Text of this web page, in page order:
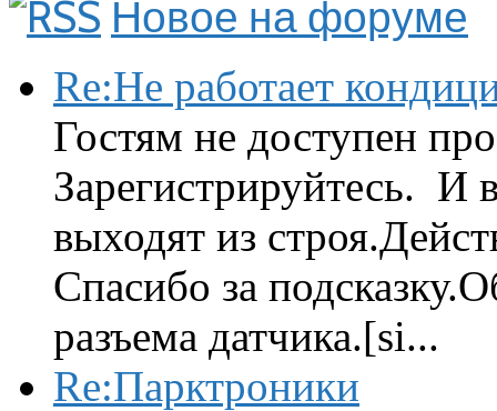
Новое на форуме
Re:Не работает
Гостям не доступен
Зарегистрируйтесь. И
выходят из
Спасибо за
разъема датчика.[si...
Re:Парктроники